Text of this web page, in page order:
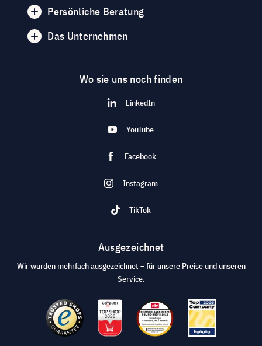
Persönliche Beratung
Das Unternehmen
Wo sie uns noch finden
LinkedIn
YouTube
Facebook
Instagram
TikTok
Ausgezeichnet
Wir wurden mehrfach ausgezeichnet – für unsere Preise und unseren
Service.